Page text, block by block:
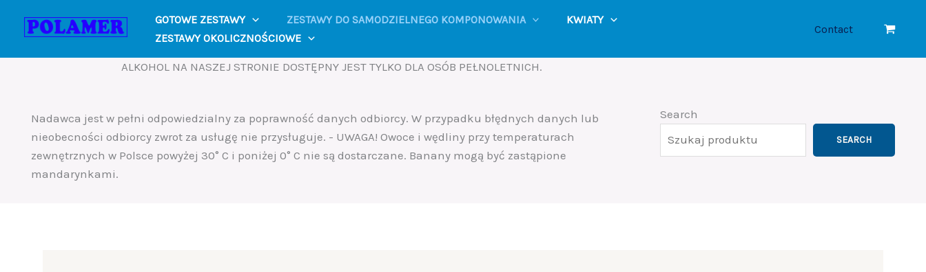
GOTOWE ZESTAWY ZESTAWY DO SAMODZIELNEGO KOMPONOWANIA
KWIATY
ZESTAWY OKOLICZNOŚCIOWE
Contact
ALKOHOL NA NASZEJ STRONIE DOSTĘPNY JEST TYLKO DLA OSÓB PEŁNOLETNICH.
Nadawca jest w pełni odpowiedzialny za poprawność danych odbiorcy. W przypadku błędnych danych lub
nieobecności odbiorcy zwrot za usługę nie przysługuje. - UWAGA! Owoce i wędliny przy temperaturach
zewnętrznych w Polsce powyżej 30° C i poniżej 0° C nie są dostarczane. Banany mogą być zastąpione
mandarynkami.
Search
SEARCH
by